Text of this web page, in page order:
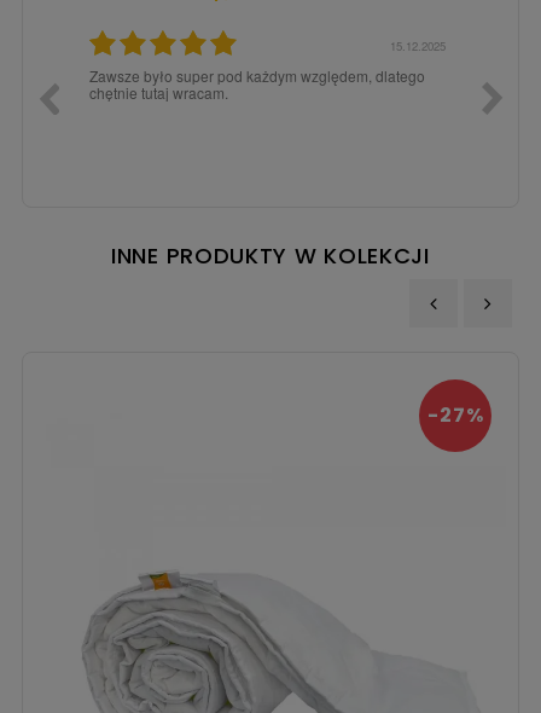
15.12.2025
Zawsze było super pod każdym względem, dlatego
chętnie tutaj wracam.
INNE PRODUKTY W KOLEKCJI
-27%